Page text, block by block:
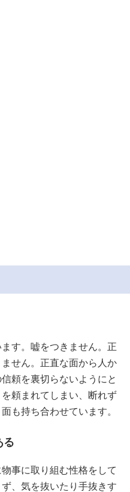
す。嘘をつきません。正
せん。正直な面から人か
頼を裏切らないようにと
頼まれてしまい、断れず
も持ち合わせています。
る
事に取り組む性格をして
、気を抜いたり手抜きす